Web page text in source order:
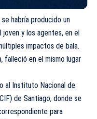
habría producido un
y los agentes, en el
impactos de bala.
falleció en el mismo lugar
al Instituto Nacional de
de Santiago, donde se
para